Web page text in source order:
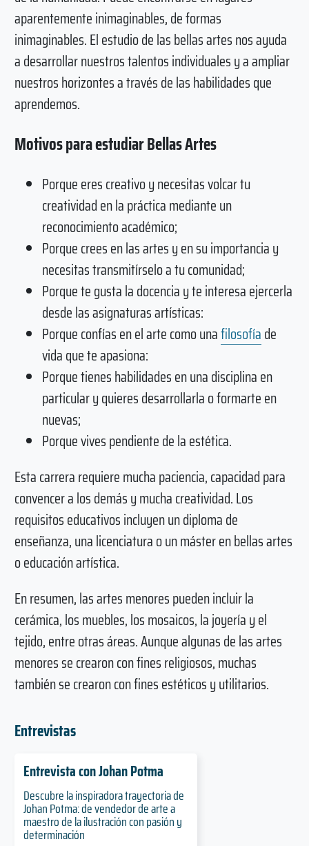
aparentemente inimaginables, de formas
inimaginables. El estudio de las bellas artes nos ayuda
a desarrollar nuestros talentos individuales y a ampliar
nuestros horizontes a través de las habilidades que
aprendemos.
Motivos para estudiar Bellas Artes
Porque eres creativo y necesitas volcar tu
creatividad en la práctica mediante un
reconocimiento académico;
Porque crees en las artes y en su importancia y
necesitas transmitírselo a tu comunidad;
Porque te gusta la docencia y te interesa ejercerla
desde las asignaturas artísticas:
Porque confías en el arte como unafilosofíade
vida que te apasiona:
Porque tienes habilidades en una disciplina en
particular y quieres desarrollarla o formarte en
nuevas;
Porque vives pendiente de la estética.
Esta carrera requiere mucha paciencia, capacidad para
convencer a los demás y mucha creatividad. Los
requisitos educativos incluyen un diploma de
enseñanza, una licenciatura o un máster en bellas artes
o educación artística.
En resumen, las artes menores pueden incluir la
cerámica, los muebles, los mosaicos, la joyería y el
tejido, entre otras áreas. Aunque algunas de las artes
menores se crearon con fines religiosos, muchas
también se crearon con fines estéticos y utilitarios.
Entrevistas
Entrevista con Johan Potma
Descubre la inspiradora trayectoria de
Johan Potma: de vendedor de arte a
maestro de la ilustración con pasión y
determinación